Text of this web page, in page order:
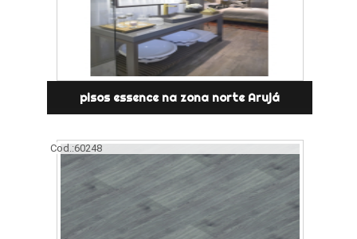
pisos essence na zona norte Arujá
Cod.:60248